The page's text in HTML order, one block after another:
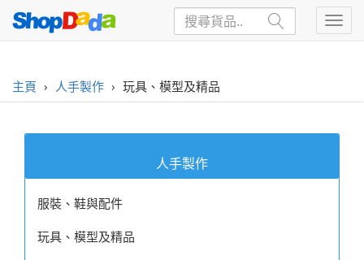
主頁 › 人手製作 › 玩具、模型及精品
人手製作
服裝、鞋與配件
玩具、模型及精品